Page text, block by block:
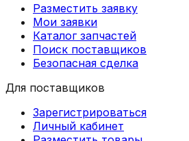
Разместить заявку
Мои заявки
Каталог запчастей
Поиск поставщиков
Безопасная сделка
Для поставщиков
Зарегистрироваться
Личный кабинет